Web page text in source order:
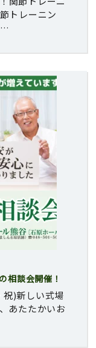
トレーニン
…
相談会開催！
祝)新しい式場
あたたかいお